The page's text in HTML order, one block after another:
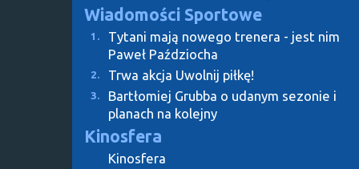
Wiadomości Sportowe
1.
Tytani mają nowego trenera - jest nim
Paweł Paździocha
2. Trwa akcja Uwolnij piłkę!
3.
Bartłomiej Grubba o udanym sezonie i
planach na kolejny
Kinosfera
Kinosfera